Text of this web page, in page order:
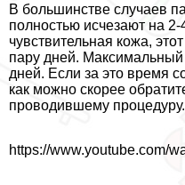
В большинстве случаев
полностью исчезают на
чувствительная кожа,
пару дней.
дней. Если за это время
как можно скорее
проводившему процедуру.
https://www.youtube.com/